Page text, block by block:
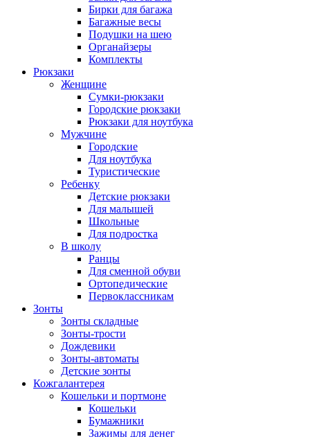
Бирки для багажа
Багажные весы
Подушки на шею
Органайзеры
Комплекты
Рюкзаки
Женщине
Сумки-рюкзаки
Городские рюкзаки
Рюкзаки для ноутбука
Мужчине
Городские
Для ноутбука
Туристические
Ребенку
Детские рюкзаки
Для малышей
Школьные
Для подростка
В школу
Ранцы
Для сменной обуви
Ортопедические
Первоклассникам
Зонты
Зонты складные
Зонты-трости
Дождевики
Зонты-автоматы
Детские зонты
Кожгалантерея
Кошельки и портмоне
Кошельки
Бумажники
Зажимы для денег